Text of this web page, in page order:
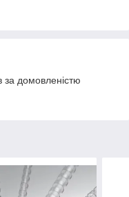
за домовленістю